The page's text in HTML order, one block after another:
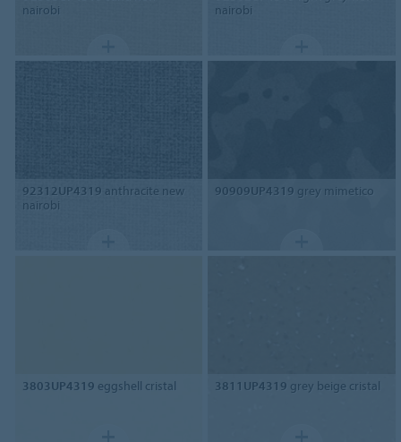
nairobi
nairobi
92312UP4319 anthracite new
nairobi
90909UP4319 grey mimetico
3803UP4319 eggshell cristal 3811UP4319 grey beige cristal